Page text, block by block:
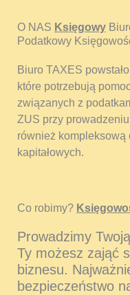
O NAS Księgowy
Podatkowy
Biuro TAXES
które potrzebują
związanych z
ZUS przy
również kompleksową
kapitałowych.
Co robimy?
Prowadzimy
Ty możesz zająć
biznesu.
bezpieczeństwo